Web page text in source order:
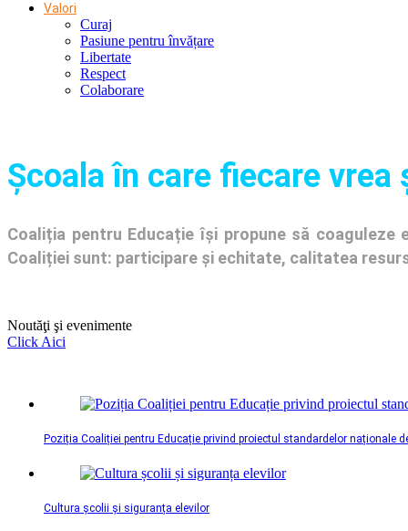
Valori
Curaj
Pasiune pentru învățare
Libertate
Respect
Colaborare
Şcoala în care fiecare
Coaliția pentru Educație își propune să
Coaliției sunt: participare și echitate, calitatea
Noutăţi şi evenimente
Click Aici
Poziția Coaliției pentru Educație privind proiectul standardelor naționale
Cultura școlii și siguranța elevilor